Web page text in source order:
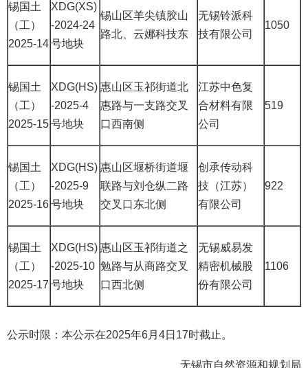
锡国土
（工）
2025-14
XDG(XS)
-2024-24
号地块
锡山区羊尖镇胶山
路北、云娜科技东
无锡铃派科
技有限公司
1050
锡国土
（工）
2025-15
XDG(HS)
-2025-4
号地块
惠山区玉祁街道北
惠路与一支路交叉
口西南侧
江苏中色复
合材料有限
公司
519
锡国土
（工）
2025-16
XDG(HS)
-2025-9
号地块
惠山区堰桥街道堰
联路与刘仓纵二路
交叉口东北侧
创承传动科
技（江苏）
有限公司
922
锡国土
（工）
2025-17
XDG(HS)
-2025-10
号地块
惠山区玉祁街道之
勉路与从商路交叉
口西北侧
无锡威易发
精密机械股
份有限公司
1106
公示时限：本公示在2025年6月4日17时截止。
无锡市自然资源和规划局